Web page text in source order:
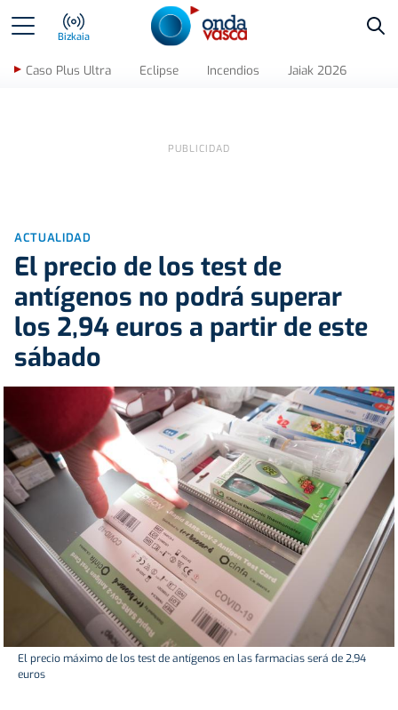
Bizkaia
Caso Plus Ultra Eclipse Incendios Jaiak 2026
ACTUALIDAD
El precio de los test de
antígenos no podrá superar
los 2,94 euros a partir de este
sábado
El precio máximo de los test de antígenos en las farmacias será de 2,94
euros